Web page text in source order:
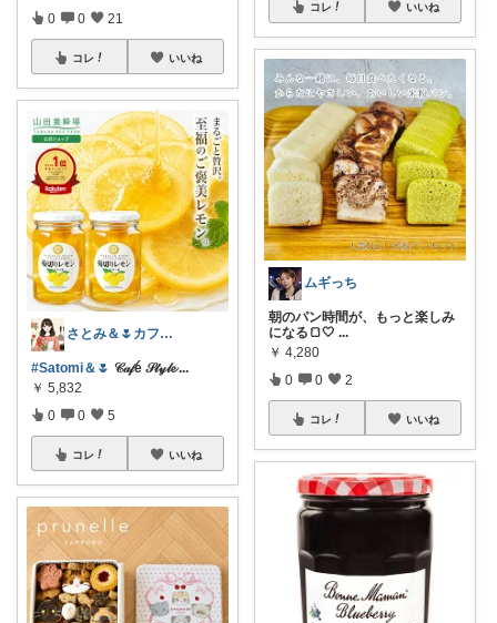
0 0 21
コレ いいね
さとみ＆🌷カフェと素敵なもの☕️🌿
#Satomi＆🌷 𝒞𝒶𝒻é 𝒮𝓉𝓎𝓁𝓮...
￥ 5,832
0 0 5
コレ いいね
コレ いいね
ムギっち
朝のパン時間が、もっと楽しみ
になる🍞🤍 ...
￥ 4,280
0 0 2
コレ いいね